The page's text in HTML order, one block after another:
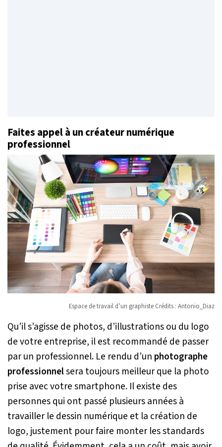
Faites appel à un créateur numérique
professionnel
Espace de travail d’un graphiste Crédits : Antonio_Diaz
Qu’il s’agisse de photos, d’illustrations ou du logo
de votre entreprise, il est recommandé de passer
par un professionnel. Le rendu d’un photographe
professionnelsera toujours meilleur que la photo
prise avec votre smartphone. Il existe des
personnes qui ont passé plusieurs années à
travailler le dessin numérique et la création de
logo, justement pour faire monter les standards